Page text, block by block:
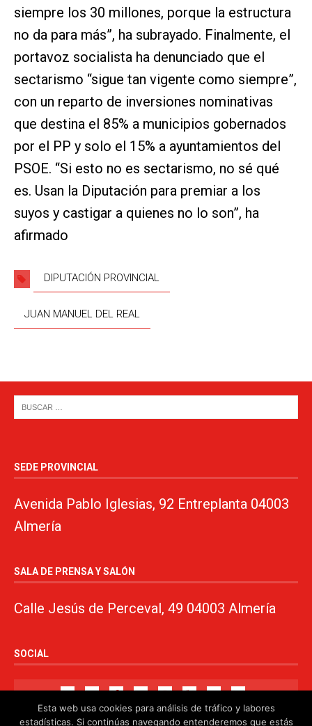
siempre los 30 millones, porque la estructura
no da para más”, ha subrayado. Finalmente, el
portavoz socialista ha denunciado que el
sectarismo “sigue tan vigente como siempre”,
con un reparto de inversiones nominativas
que destina el 85% a municipios gobernados
por el PP y solo el 15% a ayuntamientos del
PSOE. “Si esto no es sectarismo, no sé qué
es. Usan la Diputación para premiar a los
suyos y castigar a quienes no lo son”, ha
afirmado
DIPUTACIÓN PROVINCIAL
JUAN MANUEL DEL REAL
SEDE PROVINCIAL
Avenida Pablo Iglesias, 92 Entreplanta 04003
Almería
SALA DE PRENSA Y SALÓN
Calle Jesús de Perceval, 49 04003 Almería
SOCIAL
Esta web usa cookies para análisis de tráfico y labores
estadísticas. Si continúas navegando entenderemos que estás